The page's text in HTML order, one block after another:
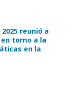
reunió a
torno a la
en la